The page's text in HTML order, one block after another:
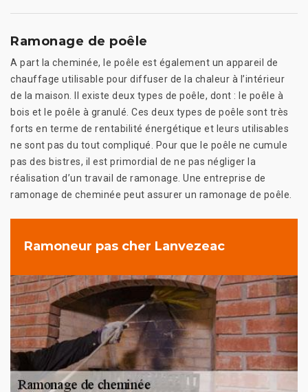
Ramonage de poêle
A part la cheminée, le poêle est également un appareil de
chauffage utilisable pour diffuser de la chaleur à l’intérieur
de la maison. Il existe deux types de poêle, dont : le poêle à
bois et le poêle à granulé. Ces deux types de poêle sont très
forts en terme de rentabilité énergétique et leurs utilisables
ne sont pas du tout compliqué. Pour que le poêle ne cumule
pas des bistres, il est primordial de ne pas négliger la
réalisation d’un travail de ramonage. Une entreprise de
ramonage de cheminée peut assurer un ramonage de poêle.
Ramoneur pas cher Lanvezeac